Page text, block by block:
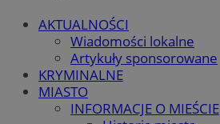
AKTUALNOŚCI
Wiadomości lokalne
Artykuły sponsorowane
KRYMINALNE
MIASTO
INFORMACJE O MIEŚCIE